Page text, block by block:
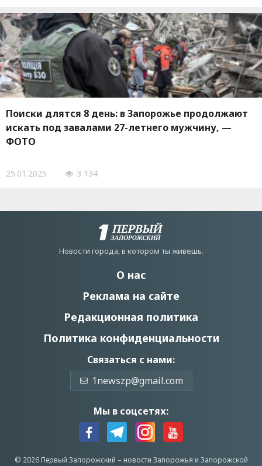
Поиски длятся 8 день: в Запорожье продолжают
искать под завалами 27-летнего мужчину, —
ФОТО
25.01.2025 3 134
Новости города, в котором ты живешь.
О нас
Реклама на сайте
Редакционная политика
Политика конфиденциальности
Связаться с нами:
1newszp@gmail.com
Мы в соцсетях:
© 2026 Первый Запорожский – новости Запорожья и Запорожской